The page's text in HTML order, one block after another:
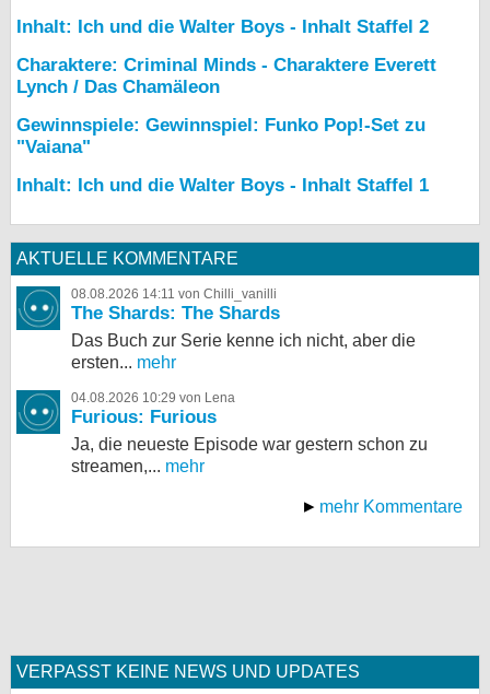
Inhalt: Ich und die Walter Boys - Inhalt Staffel 2
Charaktere: Criminal Minds - Charaktere Everett
Lynch / Das Chamäleon
Gewinnspiele: Gewinnspiel: Funko Pop!-Set zu
"Vaiana"
Inhalt: Ich und die Walter Boys - Inhalt Staffel 1
AKTUELLE KOMMENTARE
08.08.2026 14:11 von Chilli_vanilli
The Shards: The Shards
Das Buch zur Serie kenne ich nicht, aber die
ersten... mehr
04.08.2026 10:29 von Lena
Furious: Furious
Ja, die neueste Episode war gestern schon zu
streamen,... mehr
mehr Kommentare
VERPASST KEINE NEWS UND UPDATES